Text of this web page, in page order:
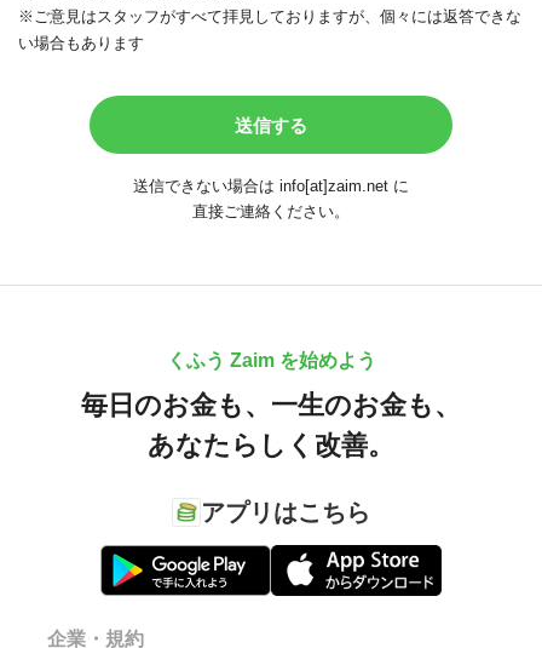
※ご意見はスタッフがすべて拝見しておりますが、個々には返答できな
い場合もあります
送信できない場合は info[at]zaim.net に
直接ご連絡ください。
くふう Zaim を始めよう
毎日のお金も、 一生のお金も、
あなたらしく改善。
アプリはこちら
企業・規約